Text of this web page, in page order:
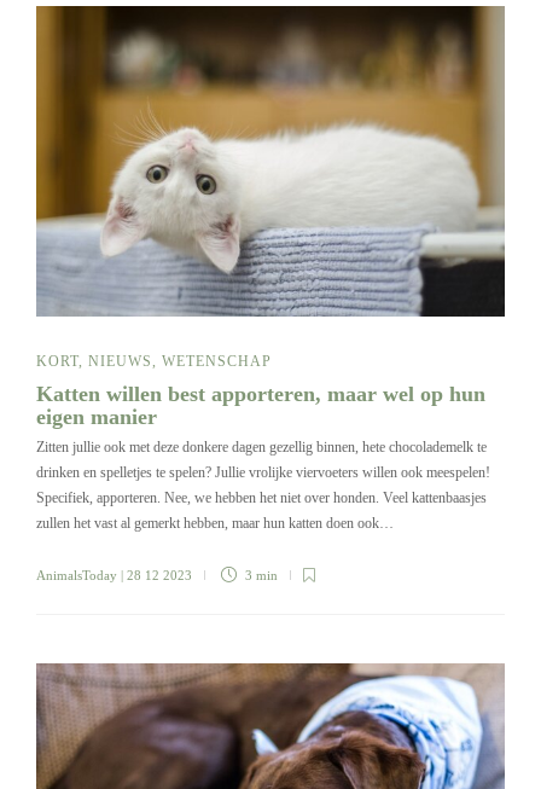
KORT, NIEUWS, WETENSCHAP
Katten willen best apporteren, maar wel op hun
eigen manier
Zitten jullie ook met deze donkere dagen gezellig binnen, hete chocolademelk te
drinken en spelletjes te spelen? Jullie vrolijke viervoeters willen ook meespelen!
Specifiek, apporteren. Nee, we hebben het niet over honden. Veel kattenbaasjes
zullen het vast al gemerkt hebben, maar hun katten doen ook…
AnimalsToday | 28 12 2023 3 min